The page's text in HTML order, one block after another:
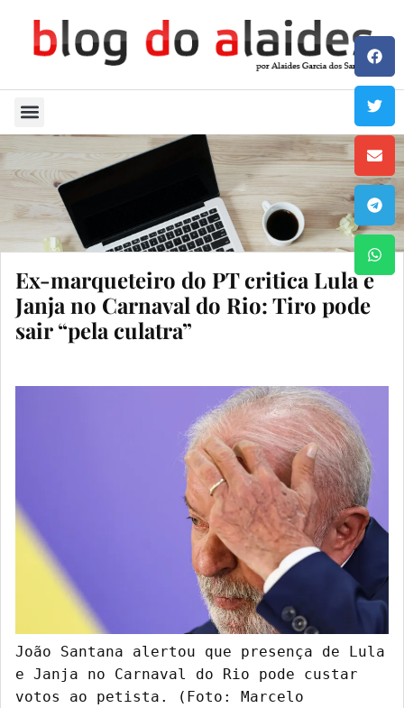
Ex-marqueteiro do PT critica Lula e
Janja no Carnaval do Rio: Tiro pode
sair “pela culatra”
João Santana alertou que presença de Lula
e Janja no Carnaval do Rio pode custar
votos ao petista. (Foto: Marcelo